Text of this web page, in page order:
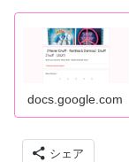
docs.google.com
シェア